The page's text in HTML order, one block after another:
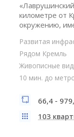
километре от
окружению,
Развитая
Рядом Кремль
Живописные
10 мин. до
66,4 -
103